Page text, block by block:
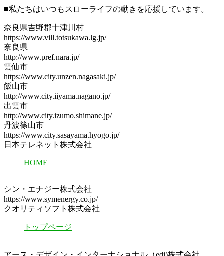
■私たちはいつもスローライフの動きを応援しています。
奈良県吉野郡十津川村
https://www.vill.totsukawa.lg.jp/
奈良県
http://www.pref.nara.jp/
雲仙市
https://www.city.unzen.nagasaki.jp/
飯山市
http://www.city.iiyama.nagano.jp/
出雲市
http://www.city.izumo.shimane.jp/
丹波篠山市
https://www.city.sasayama.hyogo.jp/
日本テレネット株式会社
HOME
シン・エナジー株式会社
https://www.symenergy.co.jp/
クオリティソフト株式会社
トップページ